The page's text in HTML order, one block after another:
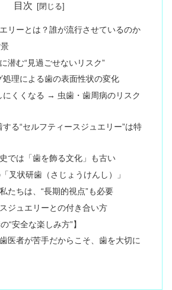
目次
リーとは？誰が流行させているのか
潜む“見過ごせないリスク”
理による歯の表面性状の変化
くくなる → 虫歯・歯周病のリスク
る“セルフティースジュエリー”は特
では「歯を飾る文化」も古い
叉状研歯（さじょうけんし）」
たちは、“長期的視点”も必要
ジュエリーとの付き合い方
“安全な楽しみ方”】
医者が苦手だからこそ、歯を大切に